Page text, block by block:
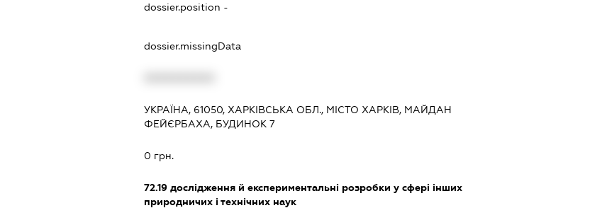
dossier.position -
dossier.missingData
УКРАЇНА, 61050, ХАРКІВСЬКА ОБЛ., МІСТО ХАРКІВ, МАЙДАН
ФЕЙЄРБАХА, БУДИНОК 7
0 грн.
72.19дослідження й експериментальні розробки у сфері інших
природничих і технічних наук